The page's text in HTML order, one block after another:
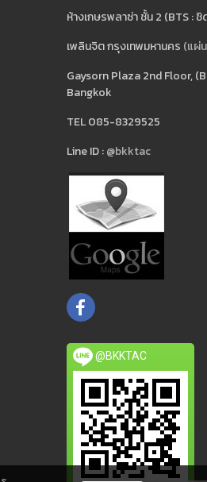
ห้างเกษรพลาซ่า ชั้น 2 (BTS :
เพลินจิต กรุงเทพมหานคร (แผ่
Gaysorn Plaza 2nd Floor,
Bangkok
TEL 085-8329525
Line ID :@bkktac
@BKKTAC